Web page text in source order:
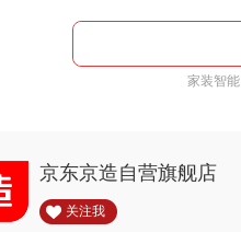
家装智能
京东京造自营旗舰店
关注我